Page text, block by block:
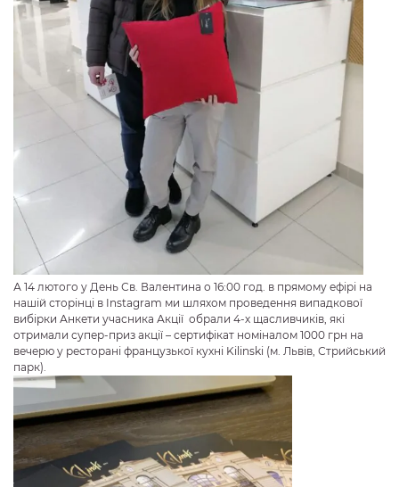
А 14 лютого у День Св. Валентина о 16:00 год. в прямому ефірі на
нашій сторінці в Instagram ми шляхом проведення випадкової
вибірки Анкети учасника Акції обрали 4-х щасливчиків, які
отримали супер-приз акції – сертифікат номіналом 1000 грн на
вечерю у ресторані французької кухні Kilinski (м. Львів, Стрийський
парк).